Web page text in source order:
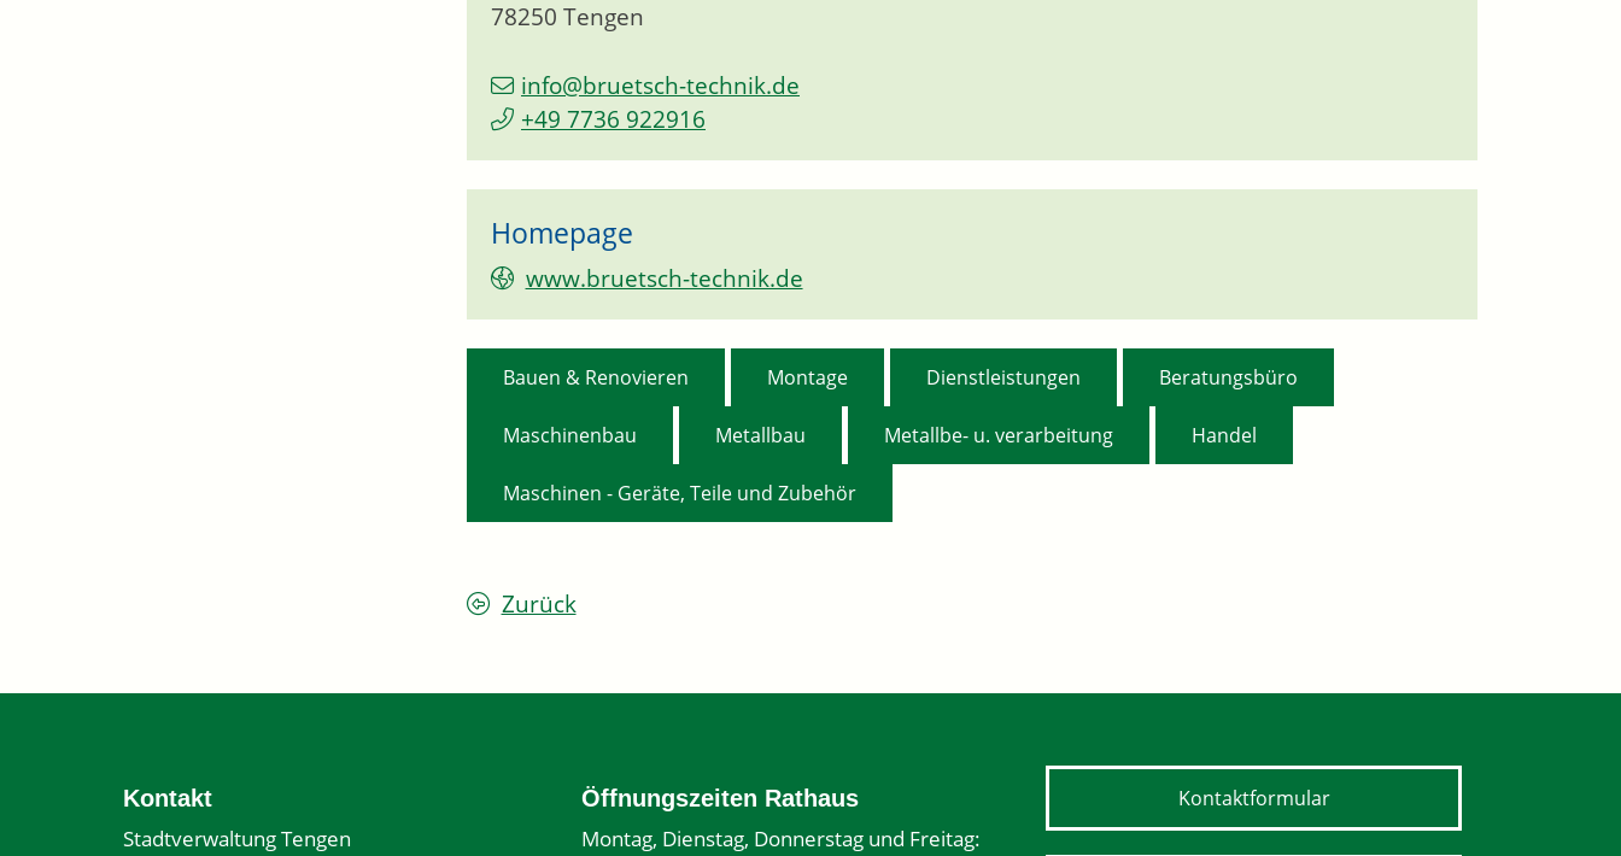
78250 Tengen
info@bruetsch-technik.de
+49 7736 922916
Homepage
www.bruetsch-technik.de
Bauen & Renovieren Montage Dienstleistungen Beratungsbüro
Maschinenbau Metallbau Metallbe- u. verarbeitung Handel
Maschinen - Geräte, Teile und Zubehör
Zurück
Kontakt
Stadtverwaltung Tengen
Öffnungszeiten Rathaus
Montag, Dienstag, Donnerstag und Freitag:
Kontaktformular